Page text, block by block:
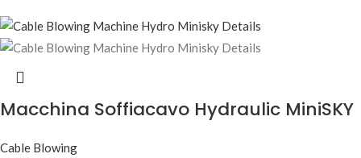
Macchina Soffiacavo Hydraulic MiniSKY
Cable Blowing